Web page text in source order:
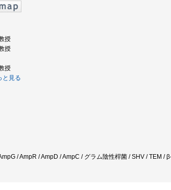
授
授
授
と見る
/ AmpR / AmpD / AmpC / グラム陰性桿菌 / SHV / TEM /